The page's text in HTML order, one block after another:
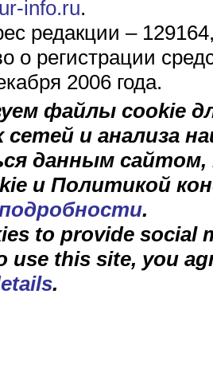
info.ru.
редакции –
о регистрации
2006 года.
файлы cookie
сетей и анализа
данным
и Политикой
.
to provide social
use this site, you
.